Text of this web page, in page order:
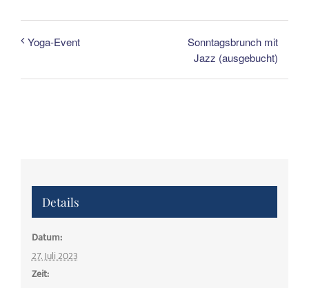
Yoga-Event
Sonntagsbrunch mit
Jazz (ausgebucht)
Details
Datum:
27. Juli 2023
Zeit: